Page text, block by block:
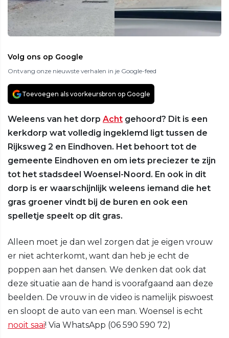
Volg ons op Google
Ontvang onze nieuwste verhalen in je Google-feed
Toevoegen als voorkeursbron op Google
Weleens van het dorp Acht gehoord? Dit is een
kerkdorp wat volledig ingeklemd ligt tussen de
Rijksweg 2 en Eindhoven. Het behoort tot de
gemeente Eindhoven en om iets preciezer te zijn
tot het stadsdeel Woensel-Noord. En ook in dit
dorp is er waarschijnlijk weleens iemand die het
gras groener vindt bij de buren en ook een
spelletje speelt op dit gras.
Alleen moet je dan wel zorgen dat je eigen vrouw
er niet achterkomt, want dan heb je echt de
poppen aan het dansen. We denken dat ook dat
deze situatie aan de hand is voorafgaand aan deze
beelden. De vrouw in de video is namelijk piswoest
en sloopt de auto van een man. Woensel is echt
nooit saai! Via WhatsApp (06 590 590 72)